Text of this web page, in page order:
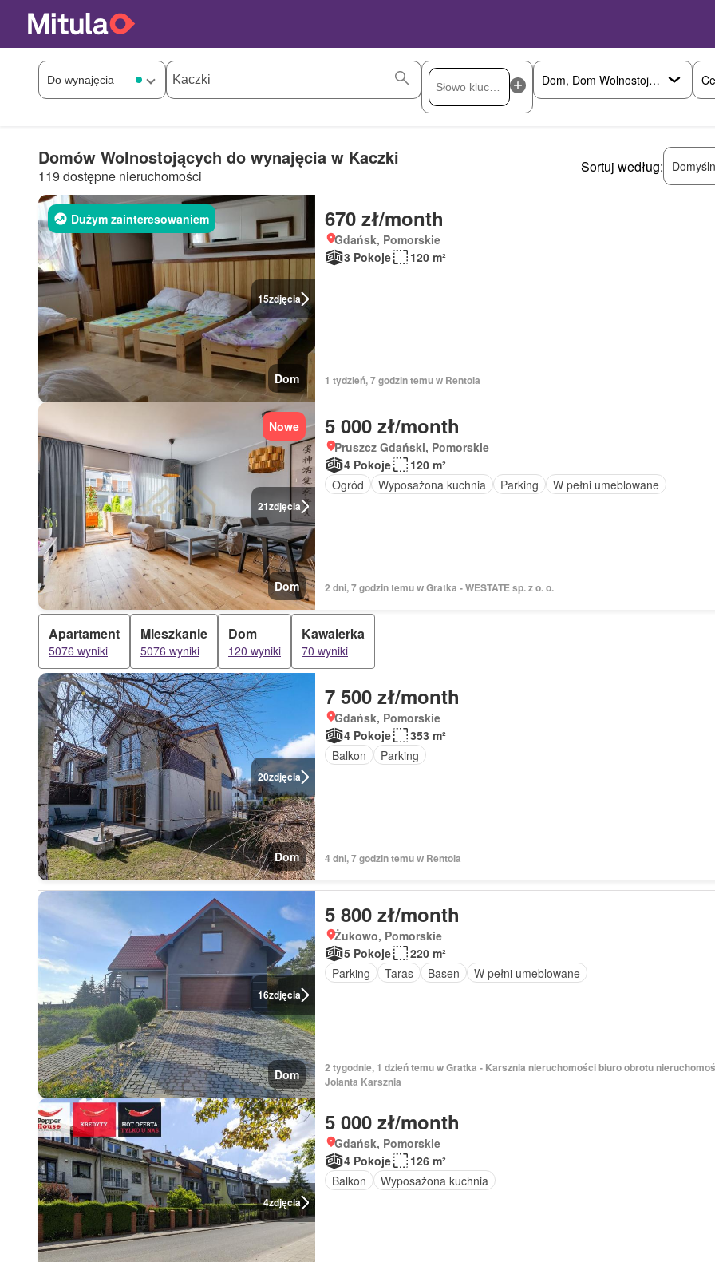
Domów Wolnostojących do wynajęcia w Kaczki
119 dostępne nieruchomości
Sortuj według:
15zdjęcia
Dużym zainteresowaniem
Dom
670 zł/month
Gdańsk, Pomorskie
3 Pokoje
120 m²
1 tydzień, 7 godzin temu w Rentola
21zdjęcia
Nowe
Dom
5 000 zł/month
Pruszcz Gdański, Pomorskie
4 Pokoje
120 m²
Ogród
Wyposażona kuchnia Parking W pełni umeblowane
2 dni, 7 godzin temu w Gratka - WESTATE sp. z o. o.
Apartament
5076 wyniki
Mieszkanie
5076 wyniki
Dom
120 wyniki
Kawalerka
70 wyniki
20zdjęcia
Dom
7 500 zł/month
Gdańsk, Pomorskie
4 Pokoje
353 m²
Balkon
Parking
4 dni, 7 godzin temu w Rentola
16zdjęcia
Dom
5 800 zł/month
Żukowo, Pomorskie
5 Pokoje
220 m²
Parking
Taras Basen W pełni umeblowane
2 tygodnie, 1 dzień temu w Gratka - Karsznia nieruchomości biuro obrotu
Jolanta Karsznia
4zdjęcia
5 000 zł/month
Gdańsk, Pomorskie
4 Pokoje
126 m²
Balkon
Wyposażona kuchnia